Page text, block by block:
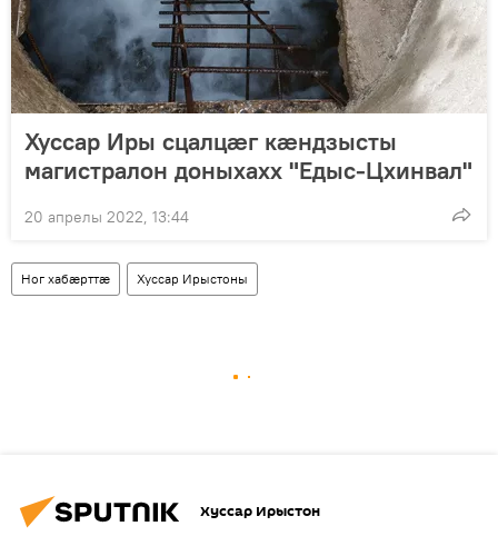
Хуссар Иры сцалцӕг кӕндзысты
магистралон доныхахх "Едыс-Цхинвал"
20 апрелы 2022, 13:44
Ног хабӕрттӕ Хуссар Ирыстоны
Хуссар Ирыстон